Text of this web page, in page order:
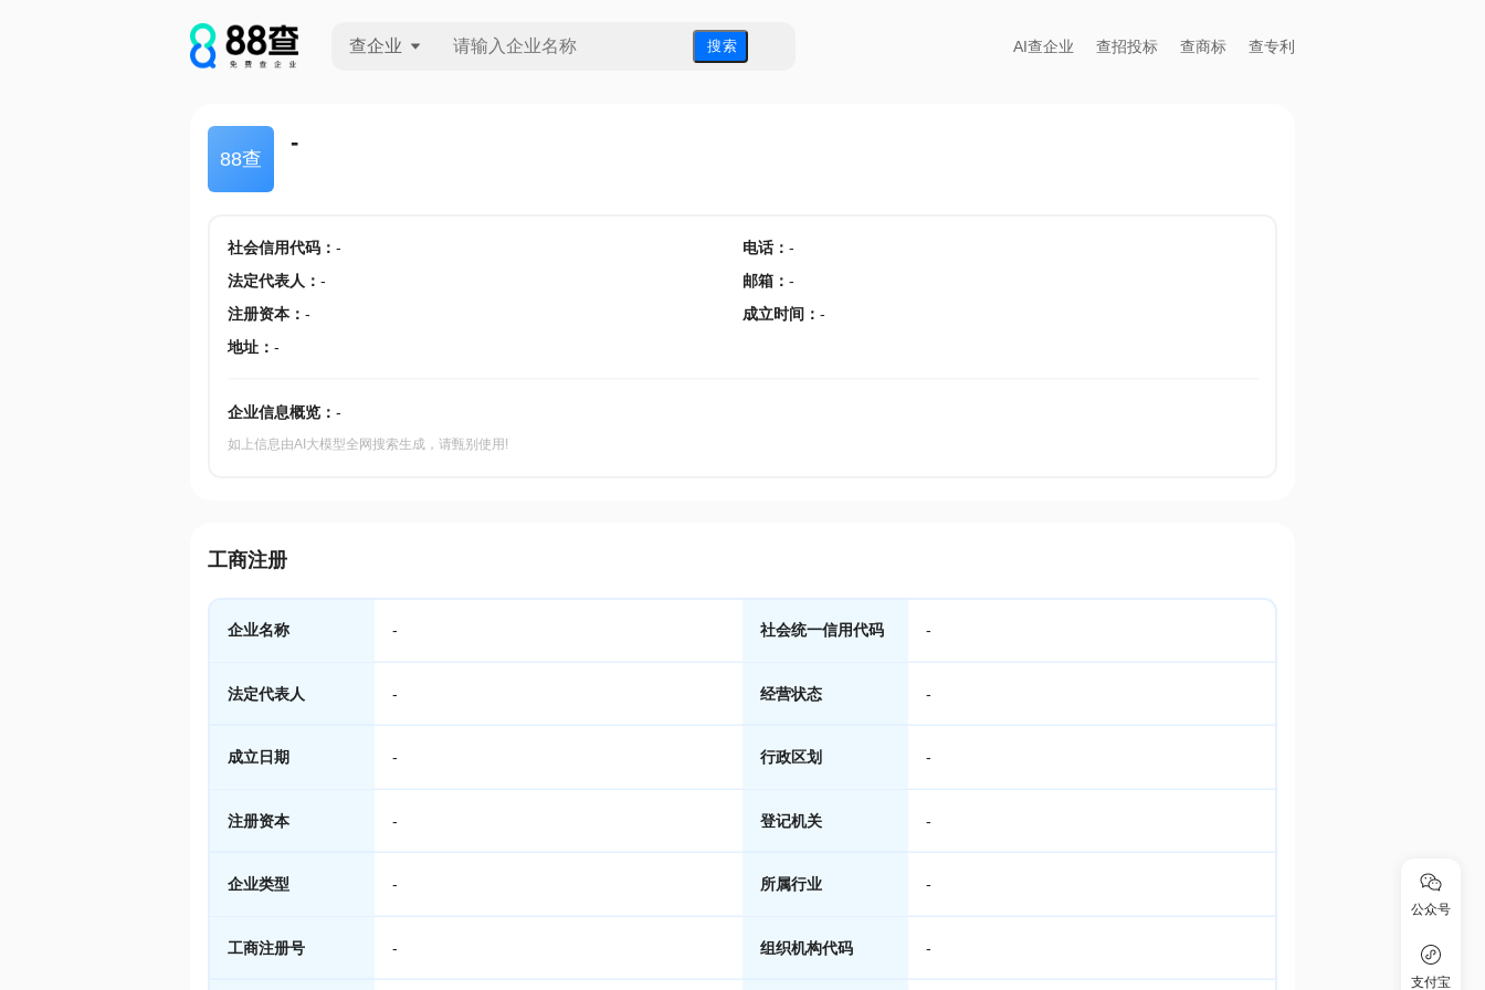
查企业 搜 索 AI查企业 查招投标 查商标 查专利
88查
-
社会信用代码： - 电话： -
法定代表人 ： - 邮箱 ： -
注册资本： - 成立时间 ： -
地址： -
企业信息概览： -
如上信息由AI大模型全网搜索生成，请甄别使用!
工商注册
企业名称 - 社会统一信用代码 -
法定代表人 - 经营状态 -
成立日期 - 行政区划 -
注册资本 - 登记机关 -
企业类型 - 所属行业 -
工商注册号 - 组织机构代码 -
公众号
支付宝